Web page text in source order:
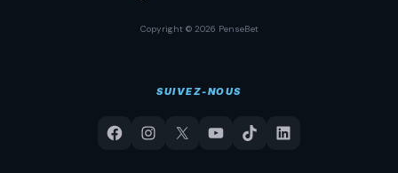
Copyright © 2026 PenseBet
SUIVEZ-NOUS